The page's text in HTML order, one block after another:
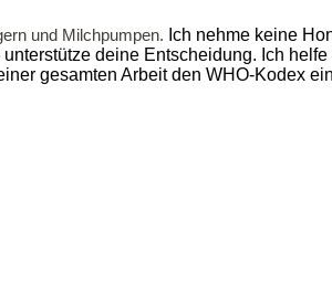
und Milchpumpen. Ich nehme keine
deine Entscheidung. Ich
gesamten Arbeit den WHO-Kodex